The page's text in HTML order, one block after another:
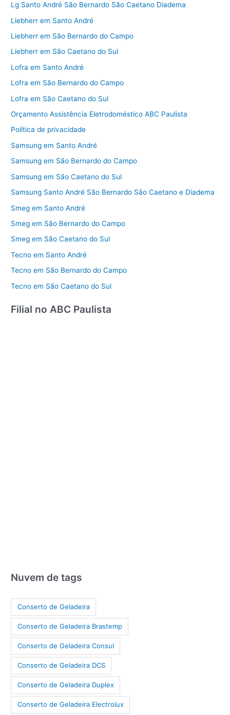
Lg Santo André São Bernardo São Caetano Diadema
Liebherr em Santo André
Liebherr em São Bernardo do Campo
Liebherr em São Caetano do Sul
Lofra em Santo André
Lofra em São Bernardo do Campo
Lofra em São Caetano do Sul
Orçamento Assistência Eletrodoméstico ABC Paulista
Política de privacidade
Samsung em Santo André
Samsung em São Bernardo do Campo
Samsung em São Caetano do Sul
Samsung Santo André São Bernardo São Caetano e Diadema
Smeg em Santo André
Smeg em São Bernardo do Campo
Smeg em São Caetano do Sul
Tecno em Santo André
Tecno em São Bernardo do Campo
Tecno em São Caetano do Sul
Filial no ABC Paulista
Nuvem de tags
Conserto de Geladeira
Conserto de Geladeira Brastemp
Conserto de Geladeira Consul
Conserto de Geladeira DCS
Conserto de Geladeira Duplex
Conserto de Geladeira Electrolux